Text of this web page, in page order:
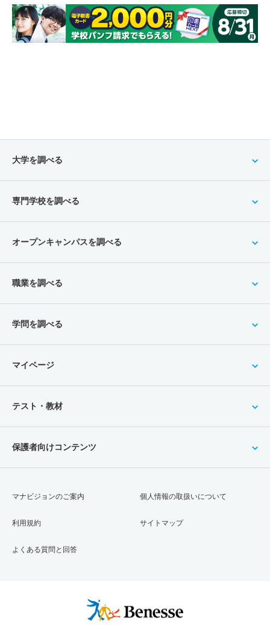
大学を調べる
専門学校を調べる
オープンキャンパスを調べる
職業を調べる
学問を調べる
マイページ
テスト・教材
保護者向けコンテンツ
マナビジョンのご案内
利用規約
よくある質問と回答
個人情報の取扱いについて
サイトマップ